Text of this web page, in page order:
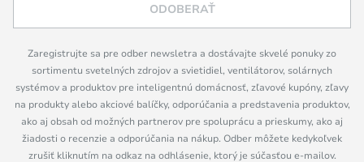
ODOBERAŤ
Zaregistrujte sa pre odber newsletra a dostávajte skvelé ponuky zo
sortimentu svetelných zdrojov a svietidiel, ventilátorov, solárnych
systémov a produktov pre inteligentnú domácnosť, zľavové kupóny, zľavy
na produkty alebo akciové balíčky, odporúčania a predstavenia produktov,
ako aj obsah od možných partnerov pre spoluprácu a prieskumy, ako aj
žiadosti o recenzie a odporúčania na nákup. Odber môžete kedykoľvek
zrušiť kliknutím na odkaz na odhlásenie, ktorý je súčasťou e-mailov.